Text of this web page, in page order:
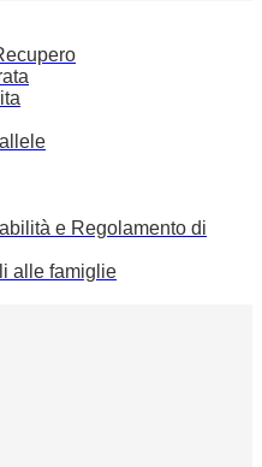
e Regolamento di
alle famiglie